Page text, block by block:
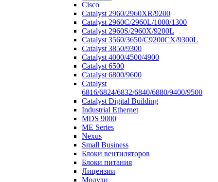
Cisco
Catalyst 2960/2960XR/9200
Catalyst 2960C/2960L/1000/1300
Catalyst 2960S/2960X/9200L
Catalyst 3560/3650/C9200CX/9300L
Catalyst 3850/9300
Catalyst 4000/4500/4900
Catalyst 6500
Catalyst 6800/9600
Catalyst
6816/6824/6832/6840/6880/9400/9500
Catalyst Digital Building
Industrial Ethernet
MDS 9000
ME Series
Nexus
Small Business
Блоки вентиляторов
Блоки питания
Лицензии
Модули